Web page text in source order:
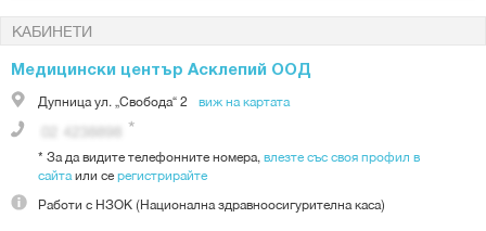
КАБИНЕТИ
Медицински център Асклепий ООД
Дупницаул. „Свобода“ 2 виж на картата
* За да видите телефонните номера, влезте със своя профил в
сайтаили серегистрирайте
Работи с НЗОК (Национална здравноосигурителна каса)